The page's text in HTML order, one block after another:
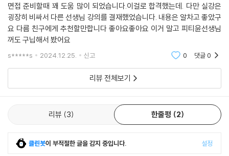
* 평정항목에 따른 예상 질문과 모범답변 내용 수록
* 최신 면접동향과 이슈 및 상황질문, 전공지식 수록
* 지방정부 점검할 내용, 청렴도, 재정자립도 등 수록
* 2018년∼2023년(서울, 경기 등) 면접기출 질문 수록
* 메가공무원 김형준 교수의 홈페이지_동영상 강의 수강(유료)
동영상 강의 www.megagong.net
면접 준비할때 꽤 도움 많이 되었습니다.이걸로 합격했는데. 다만 실강은
굉장히 비싸서 다른 선생님 강의를 결재했었습니다. 내용은 알차고 좋았구
요 다름 친구에게 추천할만합니다 좋아요좋아요 이거 말고 피티윤선생님
꺼도 구닙해서 봤어요
s*****s 2024.12.25. 신고 0 댓글0
리뷰 전체보기
리뷰 3 한줄평 2
클린봇이 부적절한 글을 감지 중입니다. 설정